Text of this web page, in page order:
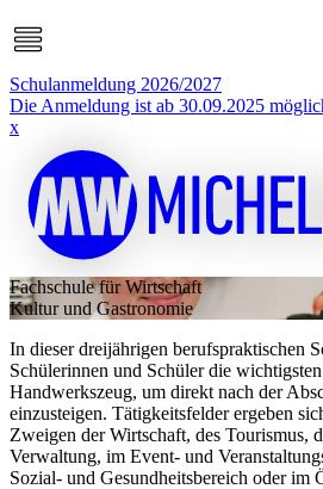
Schulanmeldung 2026/2027
Die Anmeldung ist ab 30.09.2025
x
Fachschule für Wirtschaft
Kultur und Gastronomie
In dieser dreijährigen berufspraktischen
Schülerinnen und Schüler die
Handwerkszeug, um direkt nach der
einzusteigen. Tätigkeitsfelder ergeben
Zweigen der Wirtschaft, des Tourismus,
Verwaltung, im Event- und
Sozial- und Gesundheitsbereich oder im